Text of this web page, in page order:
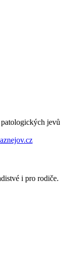
jevů
i pro rodiče.